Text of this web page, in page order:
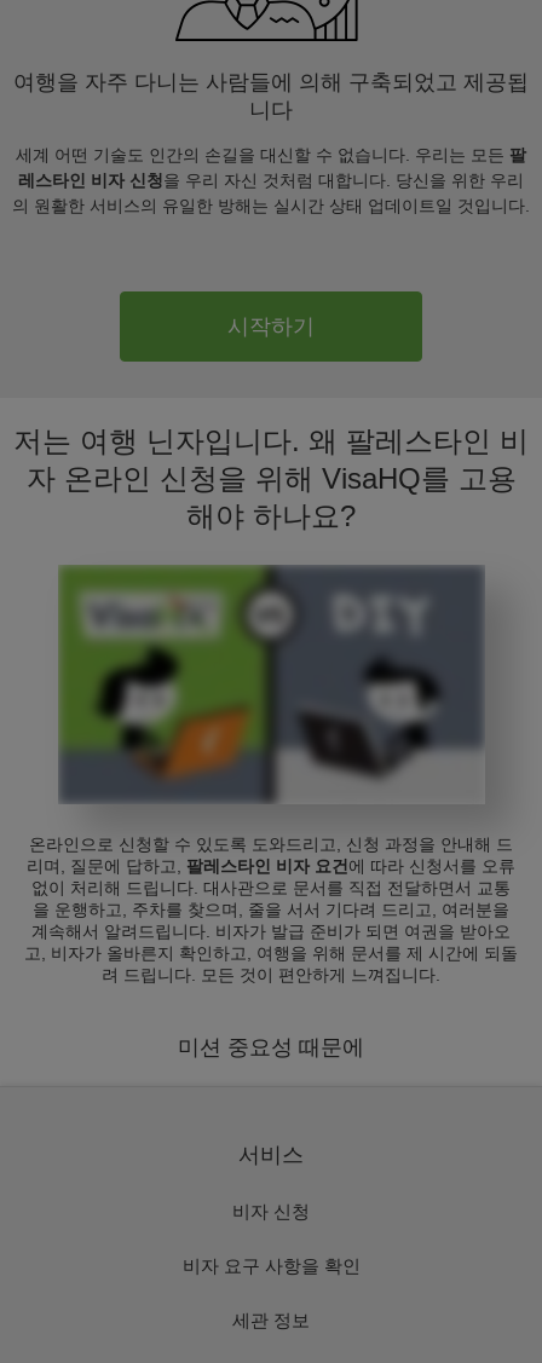
여행을 자주 다니는 사람들에 의해 구축되었고 제공됩
니다
세계 어떤 기술도 인간의 손길을 대신할 수 없습니다. 우리는 모든 팔
레스타인 비자 신청을 우리 자신 것처럼 대합니다. 당신을 위한 우리
의 원활한 서비스의 유일한 방해는 실시간 상태 업데이트일 것입니다.
시작하기
저는 여행 닌자입니다. 왜 팔레스타인 비
자 온라인 신청을 위해 VisaHQ를 고용
해야 하나요?
온라인으로 신청할 수 있도록 도와드리고, 신청 과정을 안내해 드
리며, 질문에 답하고, 팔레스타인 비자 요건 에 따라 신청서를 오류
없이 처리해 드립니다. 대사관으로 문서를 직접 전달하면서 교통
을 운행하고, 주차를 찾으며, 줄을 서서 기다려 드리고, 여러분을
계속해서 알려드립니다. 비자가 발급 준비가 되면 여권을 받아오
고, 비자가 올바른지 확인하고, 여행을 위해 문서를 제 시간에 되돌
려 드립니다. 모든 것이 편안하게 느껴집니다.
미션 중요성 때문에
서비스
비자 신청
비자 요구 사항을 확인
세관 정보